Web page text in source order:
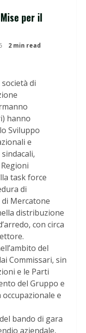
per il
2 min read
di
hanno
Sviluppo
e
task force
di
Mercatone
distribuzione
con circa
del
Commissari, sin
e le Parti
del Gruppo e
e
bando di gara
aziendale,